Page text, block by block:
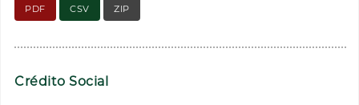
PDF CSV ZIP
Crédito Social